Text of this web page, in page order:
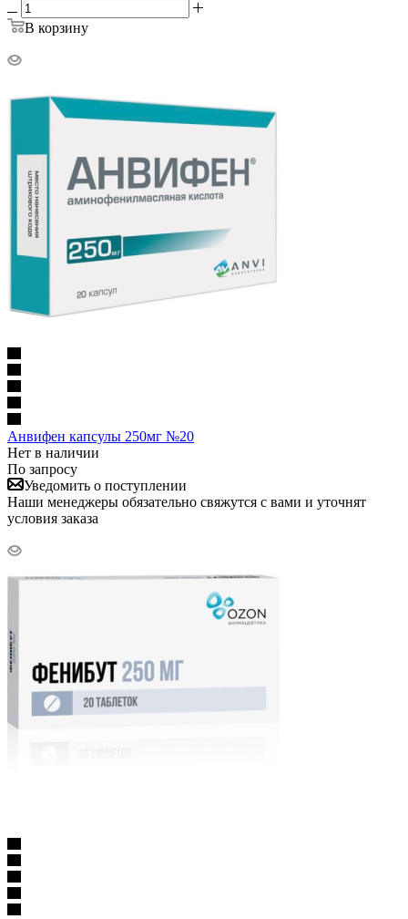
В корзину
Анвифен капсулы 250мг №20
Нет в наличии
По запросу
Уведомить о поступлении
Наши менеджеры обязательно свяжутся с вами и уточнят
условия заказа